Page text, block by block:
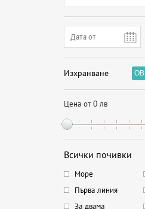
Изхранване OB
Цена от 0 лв
Всички почивки
Море
Първа линия
За двама